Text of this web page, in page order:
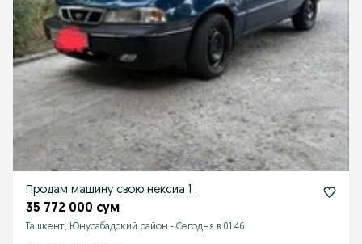
Продам машину свою нексиа 1 .
35 772 000 сум
Ташкент, Юнусабадский район - Сегодня в 01:46